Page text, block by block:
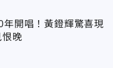
年開唱！黃鐙輝驚喜現
晚